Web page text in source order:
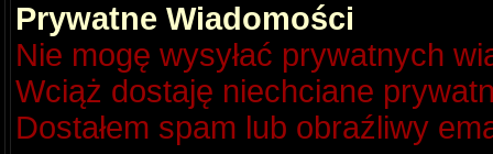
Prywatne Wiadomości
Nie mogę wysyłać prywatnych
Wciąż dostaję niechciane
Dostałem spam lub obraźliwy